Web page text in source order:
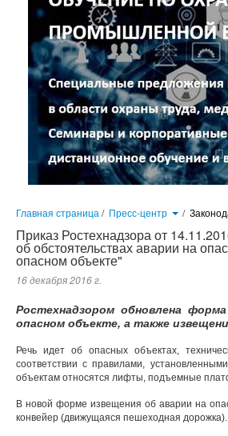
Главная страница / Пресс-центр /
Приказ Ростехнадзора от
об обстоятельствах аварии на
опасном объекте"
16 декабря 2016 г.
Ростехнадзором обновлена
опасном объекте, а также
Речь идет об опасных объектах,
соответствии с правилами,
объектам относятся лифты, подъемные
В новой форме извещения об аварии на
конвейер (движущаяся пешеходная дорожка).